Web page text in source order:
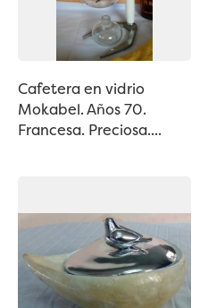
Cafetera en vidrio
Mokabel. Años 70.
Francesa. Preciosa....